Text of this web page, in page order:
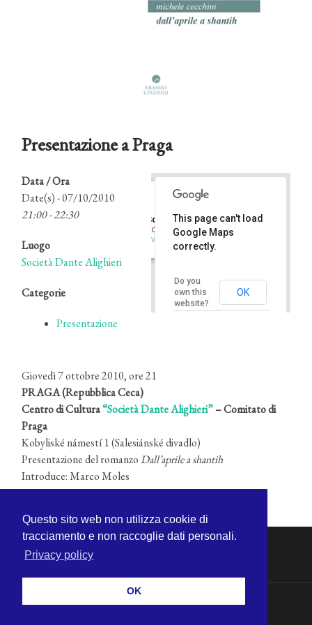
Presentazione a Praga
Società Dante Alighieri
Kobyliské námestí 1 - Praga
Eventi
This page can't load
Google Maps
correctly.
Do you
own this
website?
OK
Data / Ora
Date(s) - 07/10/2010
21:00 - 22:30
Luogo
Società Dante Alighieri
Categorie
Presentazione
Giovedì 7 ottobre 2010, ore 21
PRAGA (Repubblica Ceca)
Centro di Cultura“Società Dante Alighieri”– Comitato di
Praga
Kobyliské námestí 1 (Salesiánské divadlo)
Presentazione del romanzoDall’aprile a shantih
Introduce: Marco Moles
Questo sito web non utilizza cookie di
tracciamento e non raccoglie dati personali.
Privacy policy
OK